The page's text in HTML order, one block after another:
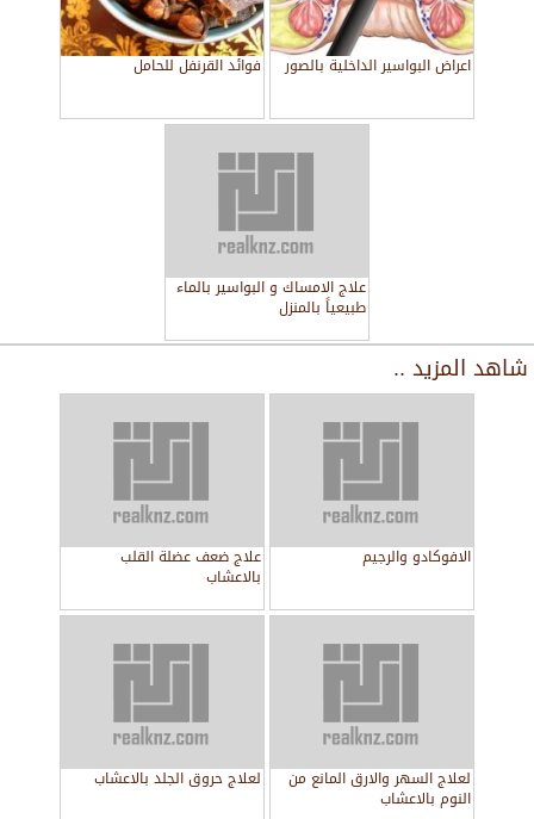
اعراض البواسير الداخلية بالصور فوائد القرنفل للحامل
علاج الامساك و البواسير بالماء
طبيعياً بالمنزل
شاهد المزيد ..
الافوكادو والرجيم علاج ضعف عضلة القلب
بالاعشاب
لعلاج السهر والارق المانع من
النوم بالاعشاب
لعلاج حروق الجلد بالاعشاب